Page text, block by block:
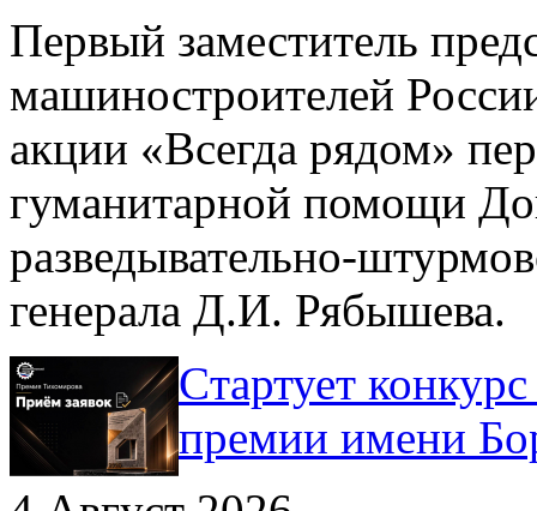
Первый заместитель
машиностроителей
акции «Всегда рядом»
гуманитарной помощи
разведывательно-
генерала Д.И. Рябышева.
Cтартует
премии имени